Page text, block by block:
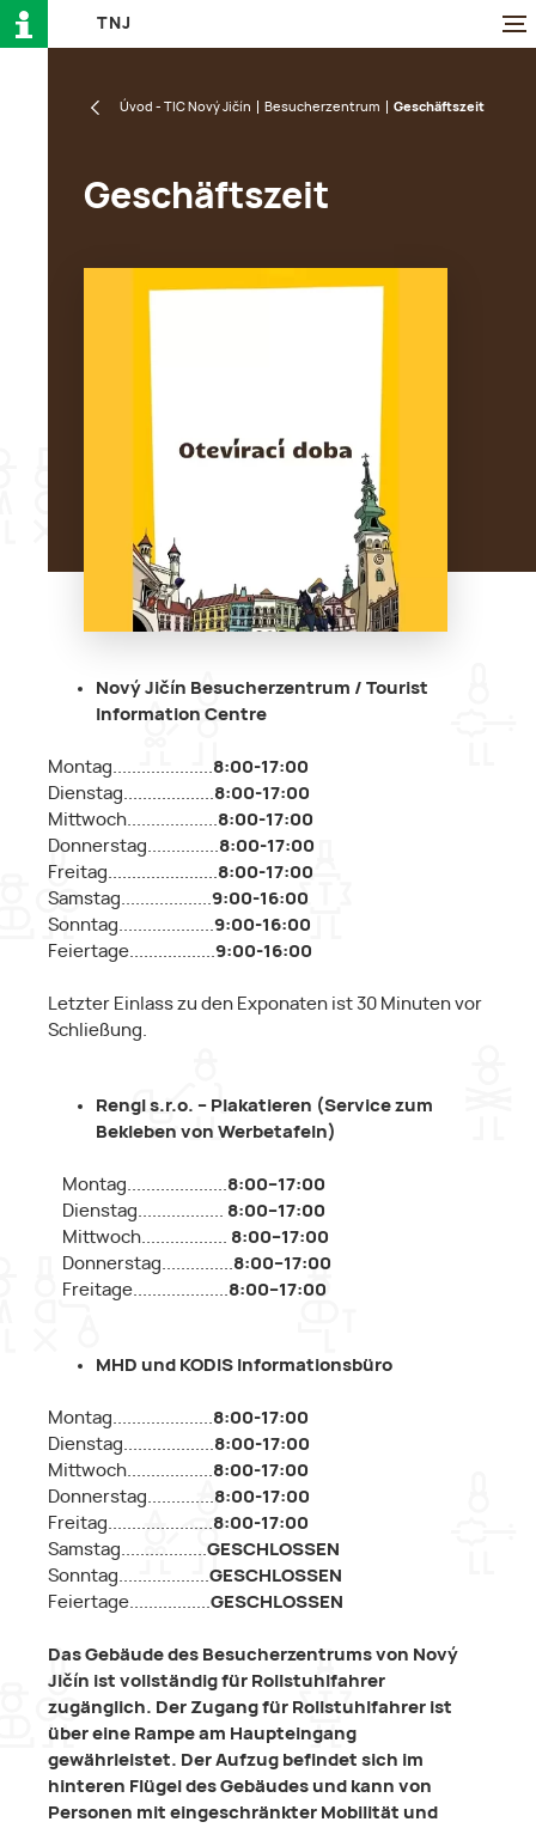
TN J
Úvod - TIC Nový Jičín Besucherzentrum Geschäftszeit
Geschäftszeit
Nový Jičín Besucherzentrum / Tourist
Information Centre
Montag.....................8:00-17:00
Dienstag...................8:00-17:00
Mittwoch...................8:00-17:00
Donnerstag...............8:00-17:00
Freitag.......................8:00-17:00
Samstag...................9:00-16:00
Sonntag....................9:00-16:00
Feiertage..................9:00-16:00
Letzter Einlass zu den Exponaten ist 30 Minuten vor
Schließung.
Rengl s.r.o. – Plakatieren (Service zum
Bekleben von Werbetafeln)
Montag.....................8:00–17:00
Dienstag.................. 8:00–17:00
Mittwoch.................. 8:00–17:00
Donnerstag...............8:00–17:00
Freitage....................8:00–17:00
MHD und KODIS Informationsbüro
Montag.....................8:00-17:00
Dienstag...................8:00-17:00
Mittwoch..................8:00-17:00
Donnerstag..............8:00-17:00
Freitag......................8:00-17:00
Samstag..................GESCHLOSSEN
Sonntag...................GESCHLOSSEN
Feiertage.................GESCHLOSSEN
Das Gebäude des Besucherzentrums von Nový
Jičín ist vollständig für Rollstuhlfahrer
zugänglich. Der Zugang für Rollstuhlfahrer ist
über eine Rampe am Haupteingang
gewährleistet. Der Aufzug befindet sich im
hinteren Flügel des Gebäudes und kann von
Personen mit eingeschränkter Mobilität und